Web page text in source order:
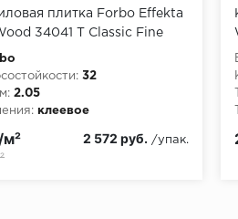
плитка Forbo Effekta
34041 T Classic Fine
32
2.05
клеевое
2 572 руб. /упак.